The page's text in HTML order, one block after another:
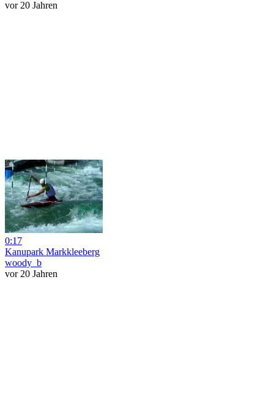
vor 20 Jahren
0:17
Kanupark Markkleeberg
woody_b
vor 20 Jahren